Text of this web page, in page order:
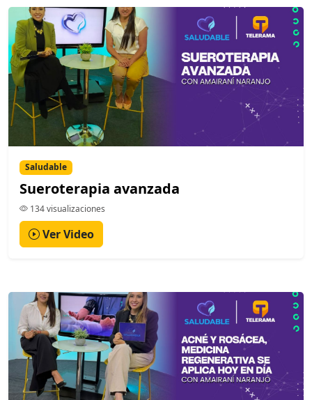
Saludable
Sueroterapia avanzada
134 visualizaciones
Ver Video